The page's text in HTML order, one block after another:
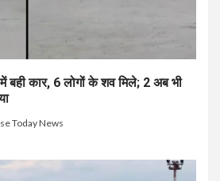
बही कार, 6 लोगों के शव मिले; 2 अब भी
Today News